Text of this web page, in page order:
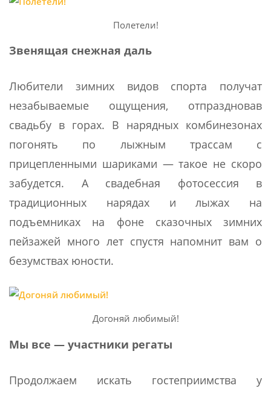
Полетели!
Звенящая снежная даль
Любители зимних видов спорта получат
незабываемые ощущения, отпраздновав
свадьбу в горах. В нарядных комбинезонах
погонять по лыжным трассам с
прицепленными шариками — такое не скоро
забудется. А свадебная фотосессия в
традиционных нарядах и лыжах на
подъемниках на фоне сказочных зимних
пейзажей много лет спустя напомнит вам о
безумствах юности.
Догоняй любимый!
Мы все — участники регаты
Продолжаем искать гостеприимства у